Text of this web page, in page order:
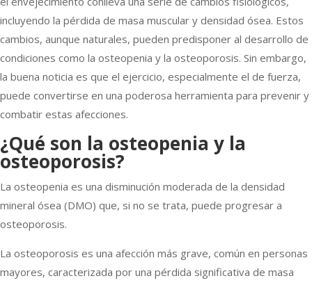
incluyendo la pérdida de masa muscular y densidad ósea. Estos
cambios, aunque naturales, pueden predisponer al desarrollo de
condiciones como la osteopenia y la osteoporosis. Sin embargo,
la buena noticia es que el ejercicio, especialmente el de fuerza,
puede convertirse en una poderosa herramienta para prevenir y
combatir estas afecciones.
¿Qué son la osteopenia y la
osteoporosis?
La osteopenia es una disminución moderada de la densidad
mineral ósea (DMO) que, si no se trata, puede progresar a
osteoporosis.
La osteoporosis es una afección más grave, común en personas
mayores, caracterizada por una pérdida significativa de masa